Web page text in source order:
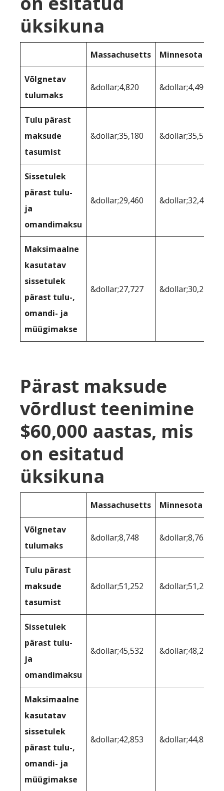
üksikuna
Massachusetts Minnesota
Võlgnetav
tulumaks
&dollar;4,820 &dollar;4,490
Tulu pärast
maksude
tasumist
&dollar;35,180 &dollar;35,510
Sissetulek
pärast tulu-
ja
omandimaksu
&dollar;29,460 &dollar;32,483
Maksimaalne
kasutatav
sissetulek
pärast tulu-,
omandi- ja
müügimakse
&dollar;27,727 &dollar;30,220
Pärast maksude
võrdlust teenimine
$60,000 aastas, mis
on esitatud
üksikuna
Massachusetts Minnesota
Võlgnetav
tulumaks
&dollar;8,748 &dollar;8,763
Tulu pärast
maksude
tasumist
&dollar;51,252 &dollar;51,237
Sissetulek
pärast tulu-
ja
omandimaksu
&dollar;45,532 &dollar;48,210
Maksimaalne
kasutatav
sissetulek
pärast tulu-,
omandi- ja
müügimakse
&dollar;42,853 &dollar;44,851